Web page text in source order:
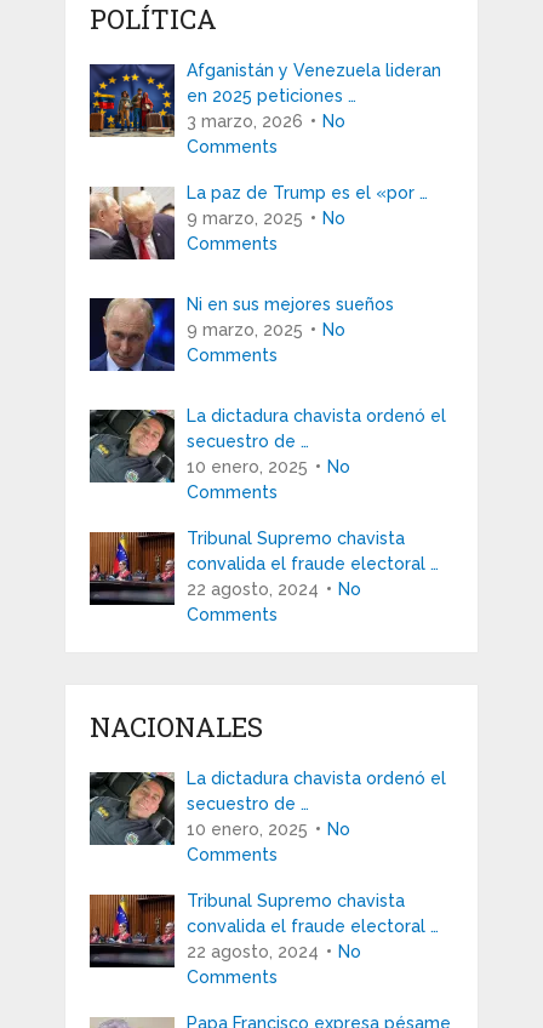
POLÍTICA
Afganistán y Venezuela lideran
en 2025 peticiones …
3 marzo, 2026
No
Comments
La paz de Trump es el «por …
9 marzo, 2025
No
Comments
Ni en sus mejores sueños
9 marzo, 2025
No
Comments
La dictadura chavista ordenó el
secuestro de …
10 enero, 2025
No
Comments
Tribunal Supremo chavista
convalida el fraude electoral …
22 agosto, 2024
No
Comments
NACIONALES
La dictadura chavista ordenó el
secuestro de …
10 enero, 2025
No
Comments
Tribunal Supremo chavista
convalida el fraude electoral …
22 agosto, 2024
No
Comments
Papa Francisco expresa pésame